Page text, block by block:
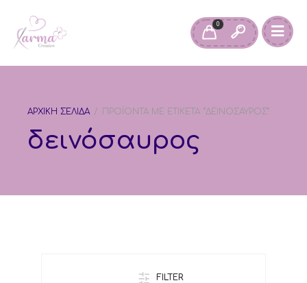
0
ΑΡΧΙΚΉ ΣΕΛΊΔΑ / ΠΡΟΪΌΝΤΑ ΜΕ ΕΤΙΚΈΤΑ “ΔΕΙΝΌΣΑΥΡΟΣ”
δεινόσαυρος
FILTER